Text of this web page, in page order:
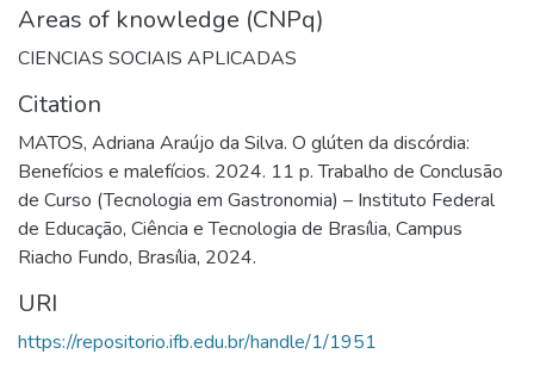
Areas of knowledge (CNPq)
CIENCIAS SOCIAIS APLICADAS
Citation
MATOS, Adriana Araújo da Silva. O glúten da discórdia:
Benefícios e malefícios. 2024. 11 p. Trabalho de Conclusão
de Curso (Tecnologia em Gastronomia) – Instituto Federal
de Educação, Ciência e Tecnologia de Brasília, Campus
Riacho Fundo, Brasília, 2024.
URI
https://repositorio.ifb.edu.br/handle/1/1951